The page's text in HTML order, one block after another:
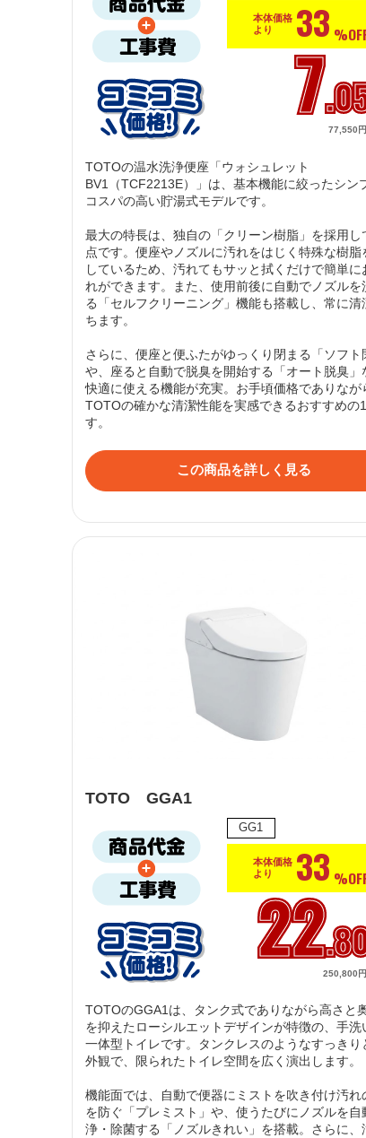
本体価格
より
33
7 77,550円
TOTOの温水洗浄便座「ウォシュレット
BV1（TCF2213E）」は、基本機能に絞ったシン
コスパの高い貯湯式モデルです。
最大の特長は、独自の「クリーン樹脂」を採用し
点です。便座やノズルに汚れをはじく特殊な樹脂
しているため、汚れてもサッと拭くだけで簡単に
れができます。また、使用前後に自動でノズルを
る「セルフクリーニング」機能も搭載し、常に清
ちます。
さらに、便座と便ふたがゆっくり閉まる「ソフト
や、座ると自動で脱臭を開始する「オート脱臭」
快適に使える機能が充実。お手頃価格でありなが
TOTOの確かな清潔性能を実感できるおすすめの
す。
この商品を詳しく見る
TOTO GGA1
GG1
本体価格
より
33
22250,800円
TOTOのGGA1は、タンク式でありながら高さと
を抑えたローシルエットデザインが特徴の、手洗
一体型トイレです。タンクレスのようなすっきり
外観で、限られたトイレ空間を広く演出します。
機能面では、自動で便器にミストを吹き付け汚れ
を防ぐ「プレミスト」や、使うたびにノズルを自
浄・除菌する「ノズルきれい」を搭載。さらに、